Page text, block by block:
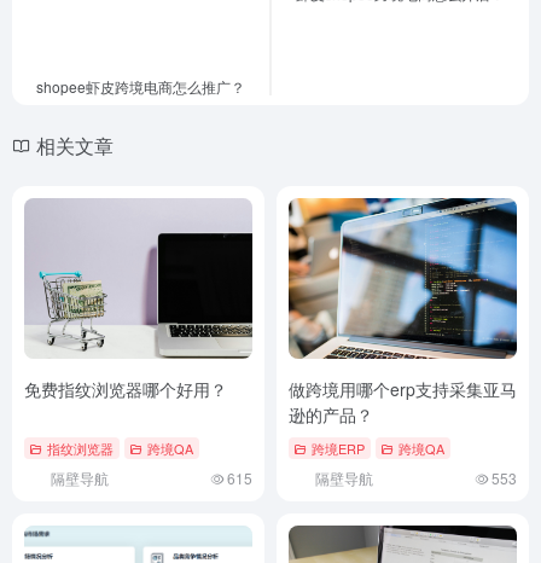
shopee虾皮跨境电商怎么推广？
相关文章
免费指纹浏览器哪个好用？
指纹浏览器 跨境QA
隔壁导航 615
做跨境用哪个erp支持采集亚马
逊的产品？
跨境ERP 跨境QA
隔壁导航 553